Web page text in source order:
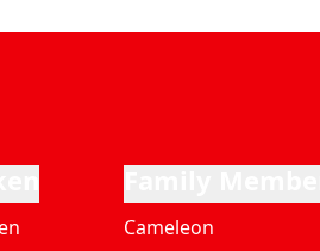
Cameleon